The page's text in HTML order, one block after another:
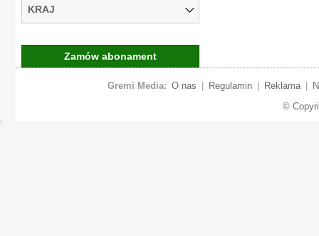
KRAJ
Zamów abonament
Gremi Media: O nas Regulamin Reklama
©